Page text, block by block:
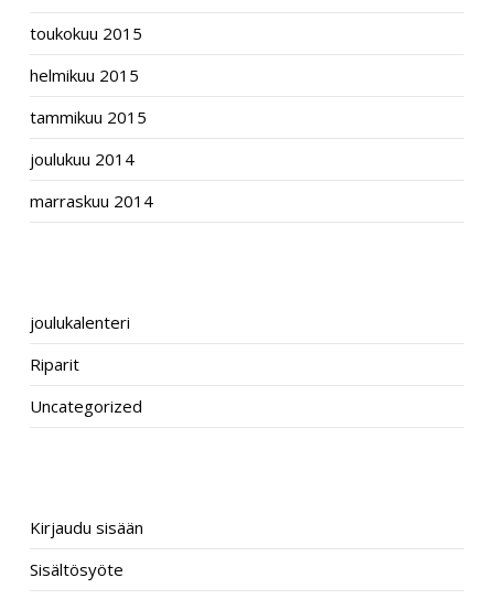
toukokuu 2015
helmikuu 2015
tammikuu 2015
joulukuu 2014
marraskuu 2014
joulukalenteri
Riparit
Uncategorized
Kirjaudu sisään
Sisältösyöte